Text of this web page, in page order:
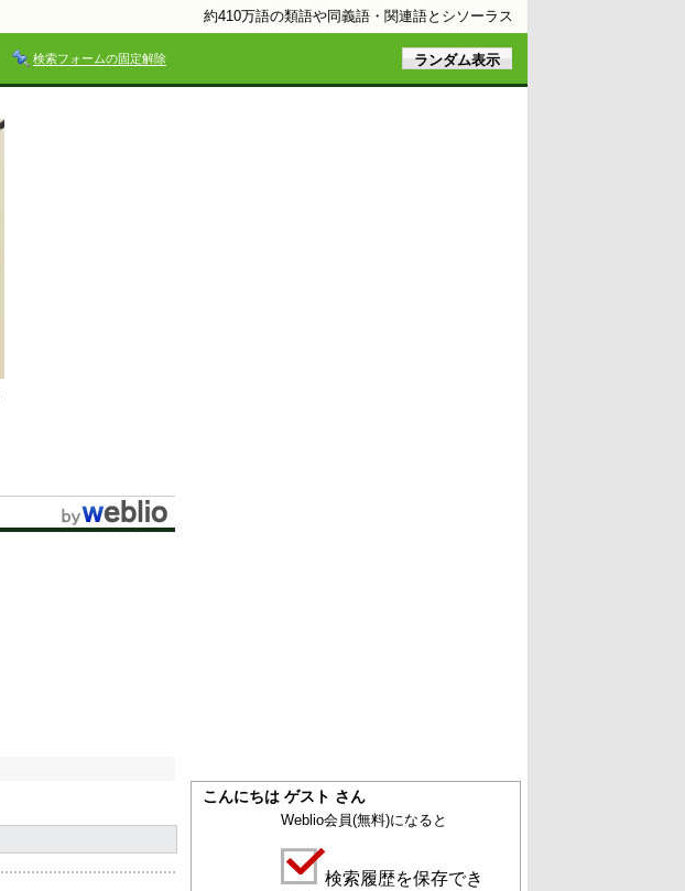
約410万語の類語や同義語・関連語とシソーラス
検索フォームの固定解除
こんにちは ゲスト さん
Weblio会員(無料)になると
検索履歴を保存でき